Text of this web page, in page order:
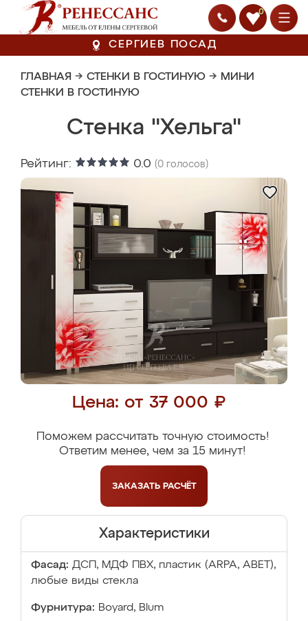
0
СЕРГИЕВ ПОСАД
ГЛАВНАЯ → СТЕНКИ В ГОСТИНУЮ → МИНИ
СТЕНКИ В ГОСТИНУЮ
Стенка "Хельга"
Рейтинг: 0.0 (0 голосов)
Цена: от 37 000 ₽
Поможем рассчитать точную стоимость!
Ответим менее, чем за 15 минут!
ЗАКАЗАТЬ РАСЧЁТ
Характеристики
Фасад: ДСП, МДФ ПВХ, пластик (ARPA, ABET),
любые виды стекла
Фурнитура: Boyard, Blum